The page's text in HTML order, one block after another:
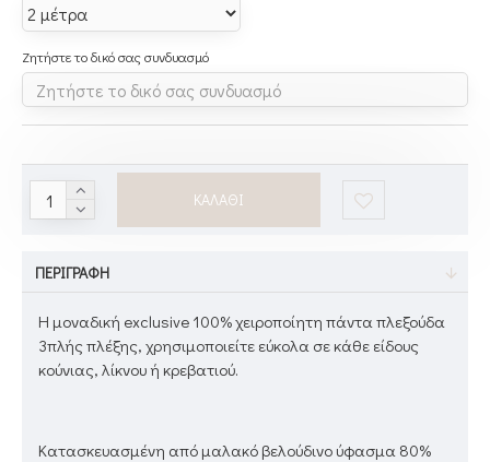
Ζητήστε το δικό σας συνδυασμό
ΚΑΛΆΘΙ
ΠΕΡΙΓΡΑΦΉ
Η μοναδική exclusive 100% χειροποίητη πάντα πλεξούδα
3πλής πλέξης, χρησιμοποιείτε εύκολα σε κάθε είδους
κούνιας, λίκνου ή κρεβατιού.
Κατασκευασμένη από μαλακό βελούδινο ύφασμα 80%